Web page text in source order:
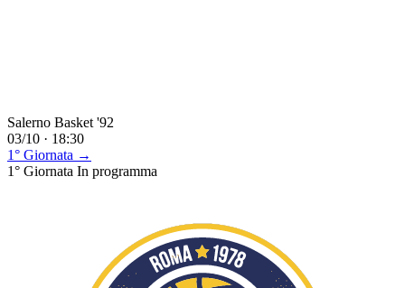
Salerno Basket '92
03/10 · 18:30
1° Giornata →
1° Giornata In programma